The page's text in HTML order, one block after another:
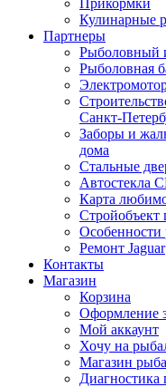
Прикормки
Кулинарные
Партнеры
Рыболовный
Рыболовная
Санкт-
Заборы и
дома
Стальные
Автостекла
Карта
Стройобъект
Особенности
Ремонт Jaguar
Контакты
Магазин
Корзина
Оформление
Мой аккаунт
Хочу на
Магазин
Диагностика